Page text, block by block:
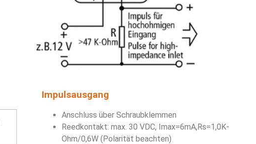
Impulsausgang
Anschluss über Schraubklemmen
Reedkontakt: max. 30 VDC, Imax=6mA,Rs=1,0K-
Ohm/0,6W (Polarität beachten)